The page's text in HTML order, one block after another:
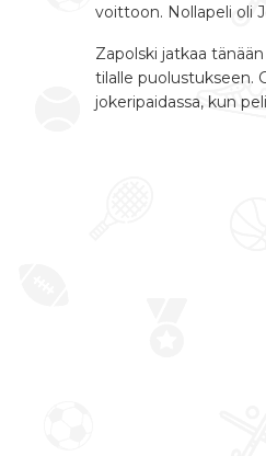
voittoon. Nollapeli oli
Zapolski jatkaa
tilalle puolustukseen.
jokeripaidassa, kun